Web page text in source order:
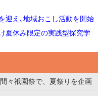
迎え､地域おこし活動を開始
夏休み限定の実践型探究学
々祇園祭で、夏祭りを企画